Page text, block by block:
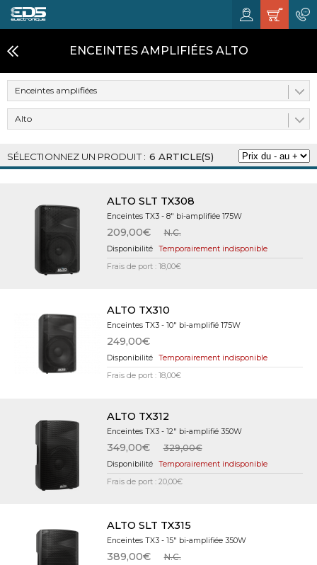
ENCEINTES AMPLIFIÉES ALTO
Enceintes amplifiées
Alto
6 ARTICLE(S)
ALTO SLT TX308
Enceintes TX3 - 8" bi-amplifiée 175W
209,00€ N.C.
Temporairement indisponible
Frais de port : 18,00€
ALTO TX310
Enceintes TX3 - 10" bi-amplifié 175W
249,00€
Temporairement indisponible
Frais de port : 18,00€
ALTO TX312
Enceintes TX3 - 12" bi-amplifié 350W
349,00€ 329,00€
Temporairement indisponible
Frais de port : 20,00€
ALTO SLT TX315
Enceintes TX3 - 15" bi-amplifiée 350W
389,00€ N.C.